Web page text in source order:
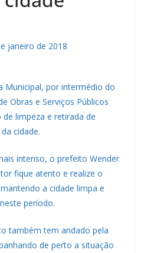
janeiro de 2018
Municipal, por intermédio do
Obras e Serviços Públicos
limpeza e retirada de
cidade.
intenso, o prefeito Wender
fique atento e realize o
a cidade limpa e
período.
também tem andado pela
de perto a situação